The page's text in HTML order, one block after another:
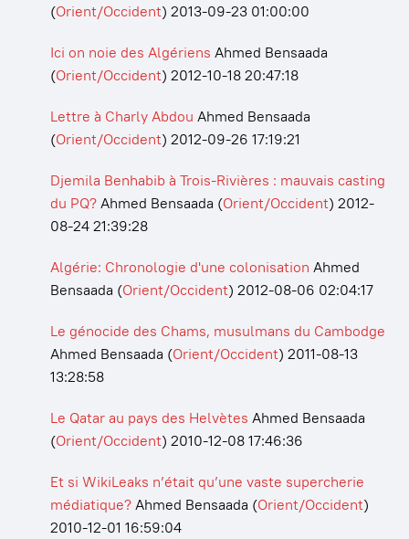
(Orient/Occident) 2013-09-23 01:00:00
Ici on noie des Algériens Ahmed Bensaada
(Orient/Occident) 2012-10-18 20:47:18
Lettre à Charly Abdou Ahmed Bensaada
(Orient/Occident) 2012-09-26 17:19:21
Djemila Benhabib à Trois-Rivières : mauvais casting
du PQ?Ahmed Bensaada (Orient/Occident) 2012-
08-24 21:39:28
Algérie: Chronologie d'une colonisation Ahmed
Bensaada (Orient/Occident) 2012-08-06 02:04:17
Le génocide des Chams, musulmans du Cambodge
Ahmed Bensaada (Orient/Occident) 2011-08-13
13:28:58
Le Qatar au pays des Helvètes Ahmed Bensaada
(Orient/Occident) 2010-12-08 17:46:36
Et si WikiLeaks n’était qu’une vaste supercherie
médiatique?Ahmed Bensaada (Orient/Occident)
2010-12-01 16:59:04